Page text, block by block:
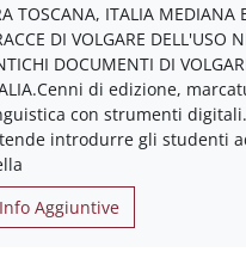
TOSCANA, ITALIA MEDIANA
DI VOLGARE DELL'USO
DOCUMENTI DI
di edizione,
con strumenti
introdurre gli studenti
Info Aggiuntive